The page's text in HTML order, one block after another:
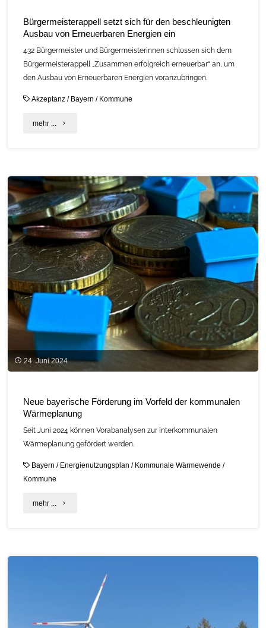
Bürgermeisterappell setzt sich für den beschleunigten
Ausbau von Erneuerbaren Energien ein
432 Bürgermeister und Bürgermeisterinnen schlossen sich dem
Bürgermeisterappell „Zusammen erfolgreich erneuerbar“ an, um
den Ausbau von Erneuerbaren Energien voranzubringen.
Akzeptanz / Bayern / Kommune
mehr ... "Bürgermeisterappell
den
beschleunigten
Ausbau
von
Erneuerbaren
ein"
24. Juni 2024
Neue bayerische Förderung im Vorfeld der kommunalen
Wärmeplanung
Seit Juni 2024 können Vorabanalysen zur interkommunalen
Wärmeplanung gefördert werden.
Bayern / Energienutzungsplan / Kommunale Wärmewende /
Kommune
mehr ... "Neue